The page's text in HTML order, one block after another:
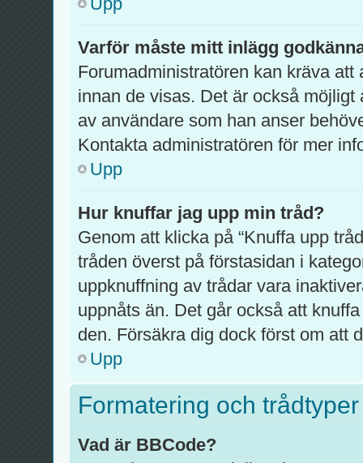
Varför måste mitt inlägg
Forumadministratören kan kräva
innan de visas. Det är också
av användare som han anser
Kontakta administratören för mer
Upp
Hur knuffar jag upp min tråd?
Genom att klicka på “Knuffa upp
tråden överst på förstasidan i
uppknuffning av trådar vara
uppnåts än. Det går också att
den. Försäkra dig dock först om att
Upp
Formatering och trådtyper
Vad är BBCode?